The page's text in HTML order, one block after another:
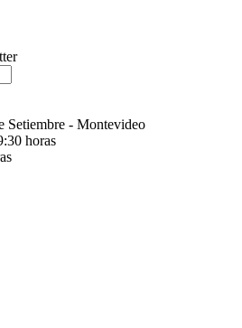
Setiembre - Montevideo
horas